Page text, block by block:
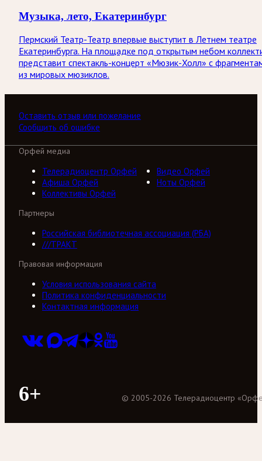
Музыка, лето, Екатеринбург
Пермский Театр-Театр впервые выступит в Летнем театре
Екатеринбурга. На площадке под открытым небом
представит спектакль-концерт «Мюзик-Холл» с
из мировых мюзиклов.
Оставить отзыв или пожелание
Сообщить об ошибке
Орфей медиа
Телерадиоцентр Орфей
Видео Орфей
Афиша Орфей
Ноты Орфей
Коллективы Орфей
Партнеры
Российская библиотечная ассоциация (РБА)
///ТРАКТ
Правовая информация
Условия использования сайта
Политика конфиденциальности
Контактная информация
6+ © 2005-2026 Телерадиоцентр